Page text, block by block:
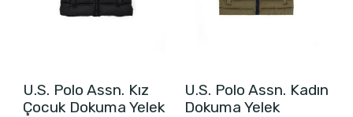
U.S. Polo Assn. Kız
Çocuk Dokuma Yelek
U.S. Polo Assn. Kadın
Dokuma Yelek